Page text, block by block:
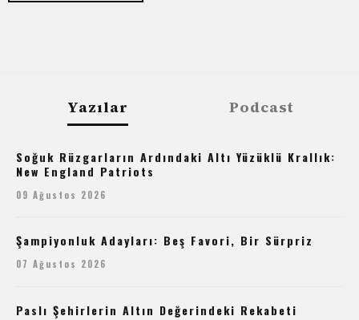
Yazılar Podcast
Soğuk Rüzgarların Ardındaki Altı Yüzüklü Krallık:
New England Patriots
09 Ağustos 2026
Şampiyonluk Adayları: Beş Favori, Bir Sürpriz
07 Ağustos 2026
Paslı Şehirlerin Altın Değerindeki Rekabeti